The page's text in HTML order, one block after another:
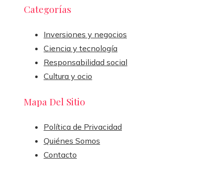
Categorías
Inversiones y negocios
Ciencia y tecnología
Responsabilidad social
Cultura y ocio
Mapa Del Sitio
Política de Privacidad
Quiénes Somos
Contacto